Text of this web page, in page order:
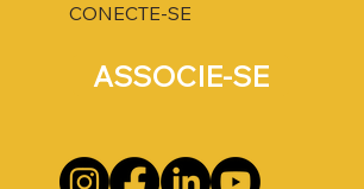
ASSOCIE-SE
CONECTE-SE